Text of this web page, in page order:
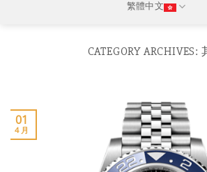
繁體中文
CATEGORY ARCHIVES:
01
4 月